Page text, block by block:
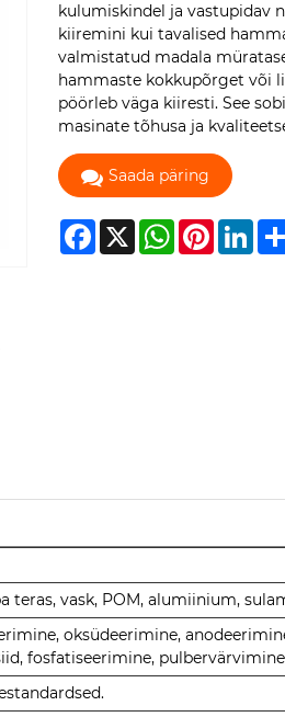
kulumiskindel ja vastupidav
kiiremini kui tavalised
valmistatud madala
hammaste kokkupõrget või
pöörleb väga kiiresti. See
masinate tõhusa ja
Saada päring
Facebook
X WhatsApp
Pinterest
teras, vask, POM, alumiinium,
oksüdeerimine,
fosfatiseerimine,